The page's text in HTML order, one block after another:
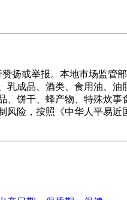
或举报。本地市场监管部
乳成品、酒类、食用油、
、饼干、蜂产物、特殊炊
风险，按照《中华人平易